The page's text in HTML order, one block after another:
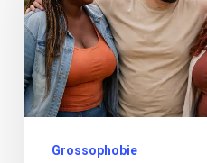
grossophobie
:
guide
pratique
Grossophobie